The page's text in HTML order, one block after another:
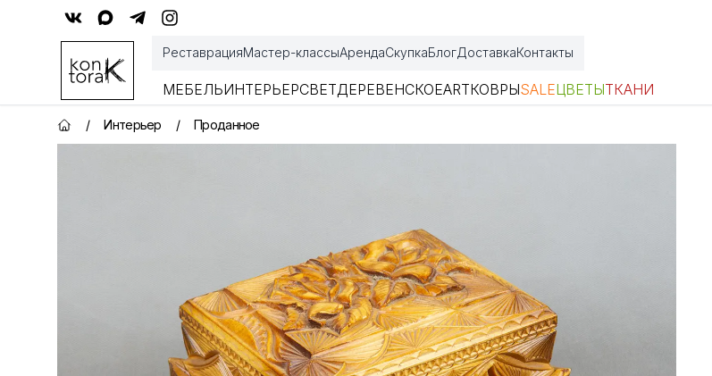
РеставрацияМастер-классыАрендаСкупкаБлогДоставкаКонтакты
МЕБЕЛЬИНТЕРЬЕРСВЕТДЕРЕВЕНСКОЕARTКОВРЫSALEЦВЕТЫТКАНИ
Главная страница
/ Интерьер / Проданное